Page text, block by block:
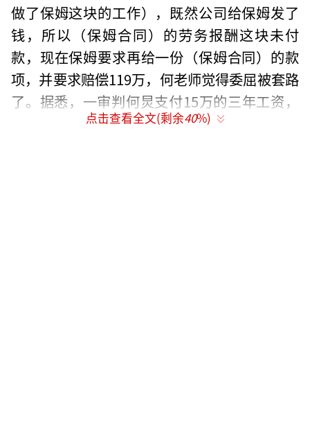
做了保姆这块的工作），既然公司给保姆发了
钱，所以（保姆合同）的劳务报酬这块未付
款，现在保姆要求再给一份（保姆合同）的款
项，并要求赔偿119万，何老师觉得委屈被套路
了。据悉，一审判何炅支付15万的三年工资，
何炅不愿被有心之人利用，所以继续打官司。
点击查看全文(剩余40%)